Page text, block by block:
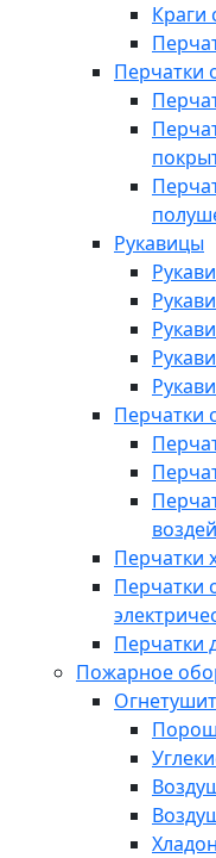
Краги
Перчатки
Рукавицы
Перчатки
Перчатки
Перчатки
Перчатки
Пожарное